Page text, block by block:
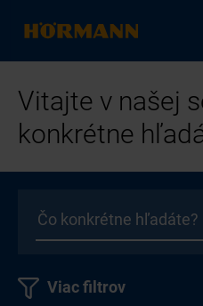
Vitajte v našej
konkrétne
Viac filtrov